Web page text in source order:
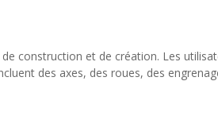
construction et de création. Les
des axes, des roues, des